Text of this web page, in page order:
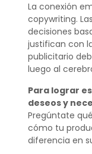
La conexión
copywriting.
decisiones
justifican con
publicitario
luego al
Para lograr
deseos y
Pregúntate
cómo tu
diferencia en